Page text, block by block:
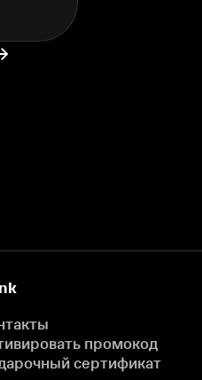
промокод
сертификат